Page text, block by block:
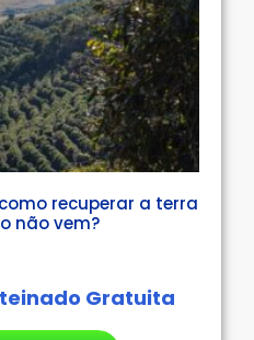
recuperar a terra
não vem?
Gratuita